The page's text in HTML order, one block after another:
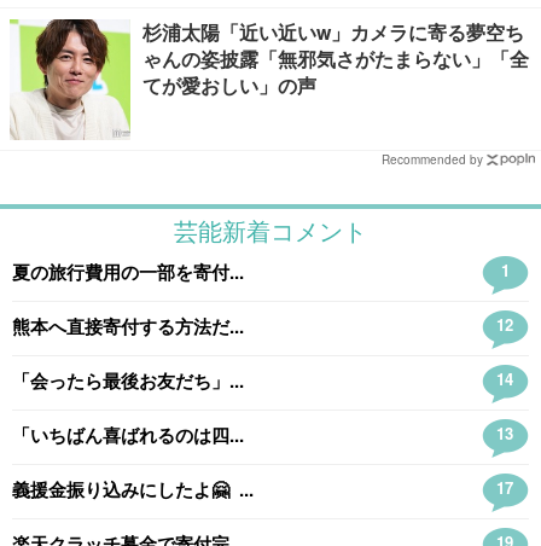
杉浦太陽「近い近いw」カメラに寄る夢空ち
ゃんの姿披露「無邪気さがたまらない」「全
てが愛おしい」の声
Recommended by